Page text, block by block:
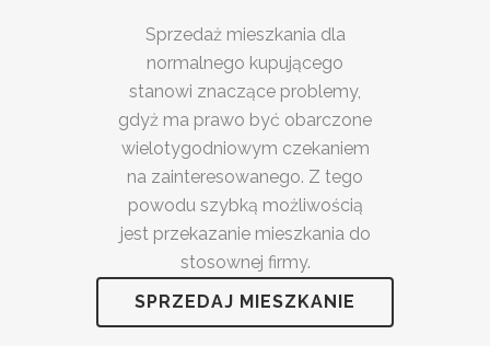
Sprzedaż mieszkania dla
normalnego kupującego
stanowi znaczące problemy,
gdyż ma prawo być obarczone
wielotygodniowym czekaniem
na zainteresowanego. Z tego
powodu szybką możliwością
jest przekazanie mieszkania do
stosownej firmy.
SPRZEDAJ MIESZKANIE